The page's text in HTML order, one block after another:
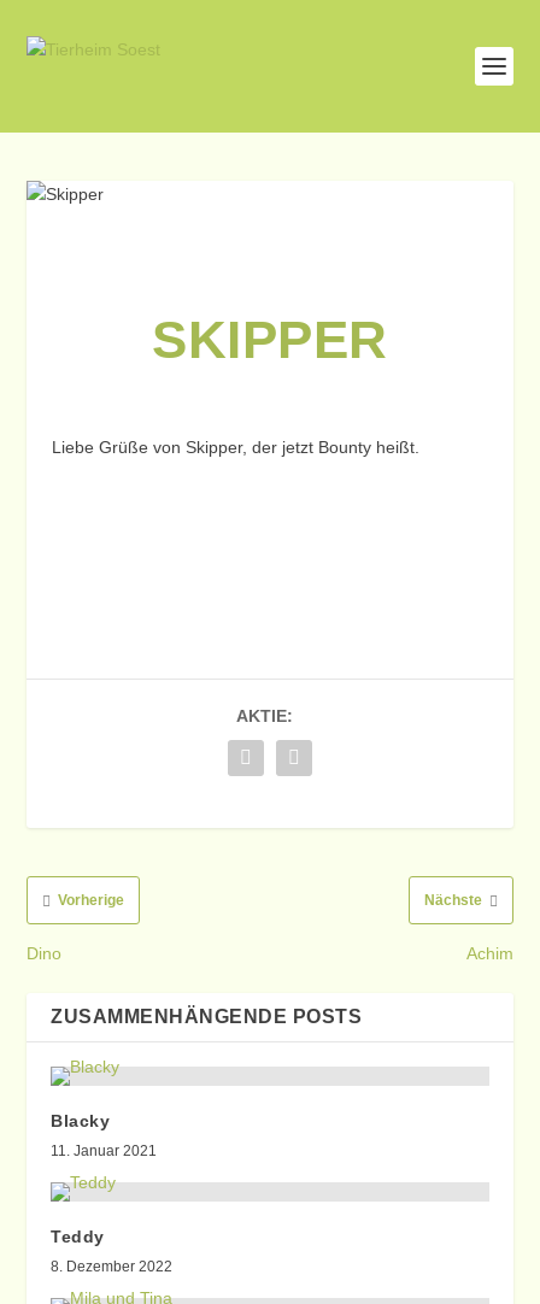
SKIPPER
Liebe Grüße von Skipper, der jetzt Bounty heißt.
AKTIE:
Vorherige
Dino
Nächste
Achim
ZUSAMMENHÄNGENDE POSTS
Blacky
11. Januar 2021
Teddy
8. Dezember 2022